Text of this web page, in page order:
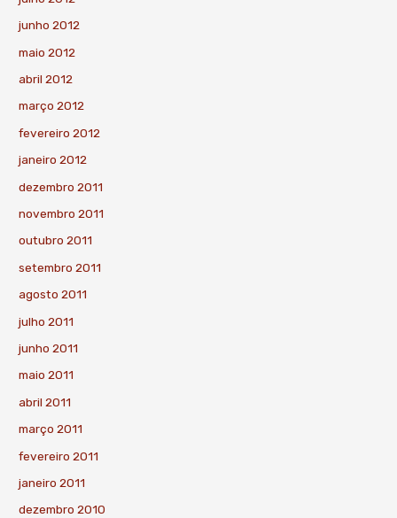
junho 2012
maio 2012
abril 2012
março 2012
fevereiro 2012
janeiro 2012
dezembro 2011
novembro 2011
outubro 2011
setembro 2011
agosto 2011
julho 2011
junho 2011
maio 2011
abril 2011
março 2011
fevereiro 2011
janeiro 2011
dezembro 2010